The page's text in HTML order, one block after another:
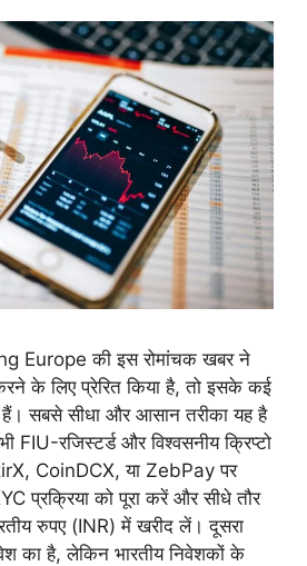
Europe की इस रोमांचक खबर ने
के लिए प्रेरित किया है, तो इसके कई
हैं। सबसे सीधा और आसान तरीका यह है
FIU-रजिस्टर्ड और विश्वसनीय क्रिप्टो
CoinDCX, या ZebPay पर
प्रक्रिया को पूरा करें और सीधे तौर
रुपए (INR) में खरीद लें। दूसरा
का है, लेकिन भारतीय निवेशकों के